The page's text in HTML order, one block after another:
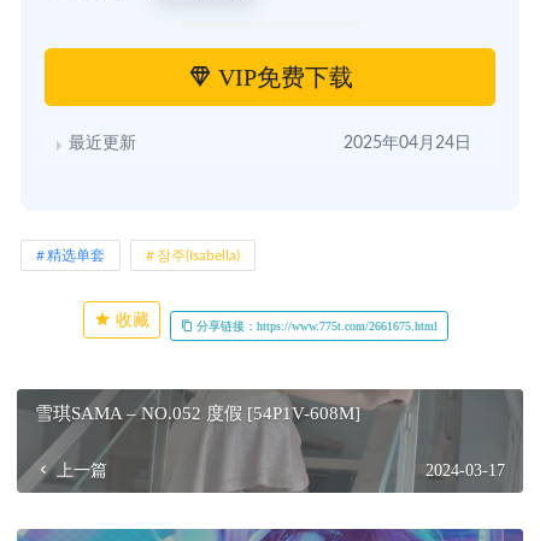
VIP免费下载
最近更新 2025年04月24日
精选单套 장주(Isabella)
收藏 分享链接：https://www.775t.com/2661675.html
雪琪SAMA – NO.052 度假 [54P1V-608M]
上一篇 2024-03-17